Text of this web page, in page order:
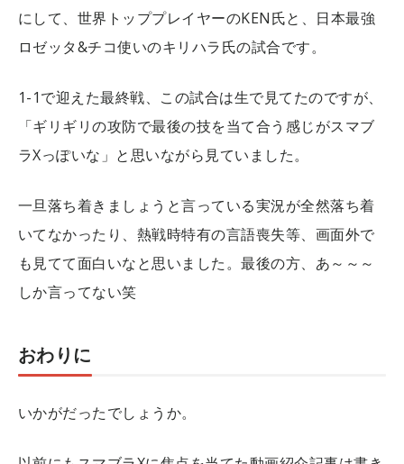
にして、世界トッププレイヤーのKEN氏と、日本最強
ロゼッタ&チコ使いのキリハラ氏の試合です。
1-1で迎えた最終戦、この試合は生で見てたのですが、
「ギリギリの攻防で最後の技を当て合う感じがスマブ
ラXっぽいな」と思いながら見ていました。
一旦落ち着きましょうと言っている実況が全然落ち着
いてなかったり、熱戦時特有の言語喪失等、画面外で
も見てて面白いなと思いました。最後の方、あ～～～
しか言ってない笑
おわりに
いかがだったでしょうか。